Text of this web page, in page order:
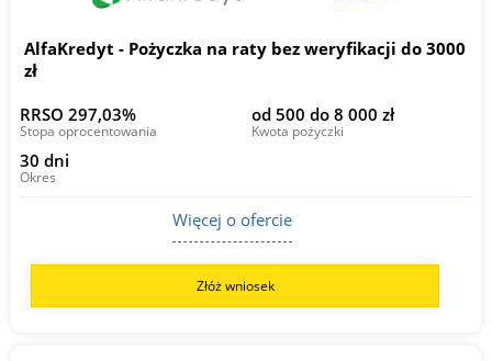
AlfaKredyt - Pożyczka na raty bez weryfikacji do 3000
zł
RRSO 297,03%
Stopa oprocentowania
od 500 do 8 000 zł
Kwota pożyczki
30 dni
Okres
Więcej o ofercie
Złóż wniosek